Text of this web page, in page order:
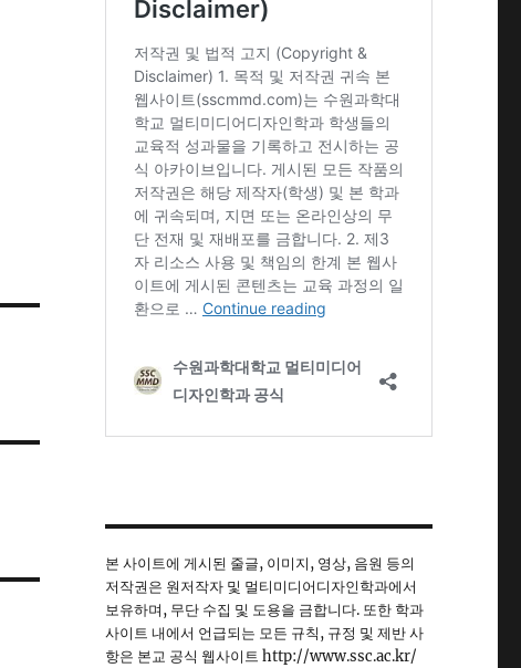
본 사이트에 게시된 줄글, 이미지, 영상, 음원 등의
저작권은 원저작자 및 멀티미디어디자인학과에서
보유하며, 무단 수집 및 도용을 금합니다. 또한 학과
사이트 내에서 언급되는 모든 규칙, 규정 및 제반 사
항은 본교 공식 웹사이트 http://www.ssc.ac.kr/